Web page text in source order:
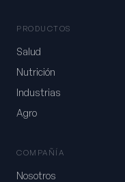
PRODUCTOS
Salud
Nutrición
Industrias
Agro
COMPAÑÍA
Nosotros